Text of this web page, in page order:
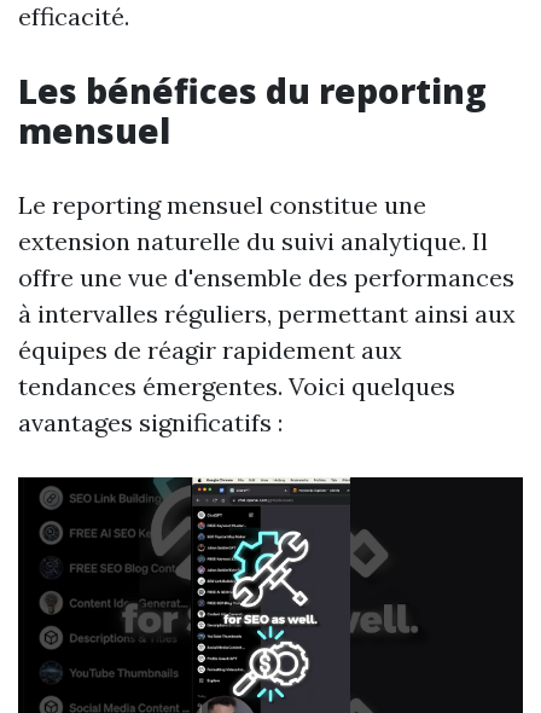
efficacité.
Les bénéfices du reporting
mensuel
Le reporting mensuel constitue une
extension naturelle du suivi analytique. Il
offre une vue d'ensemble des performances
à intervalles réguliers, permettant ainsi aux
équipes de réagir rapidement aux
tendances émergentes. Voici quelques
avantages significatifs :